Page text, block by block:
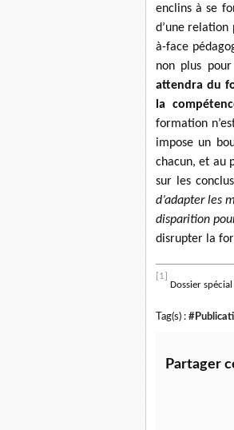
enclins à se
d’une
à-face
non plus
attendra du
la
formation
impose un
chacun, et au
sur les
d’adapter les
disparition
disrupter la
[1]
Dossier
Tag(s) :
Partager